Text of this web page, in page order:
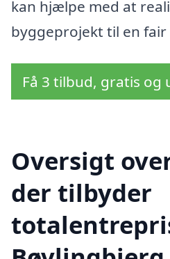
kan hjælpe med at
byggeprojekt til en fair
Få 3 tilbud, gratis
Oversigt
der tilbyder